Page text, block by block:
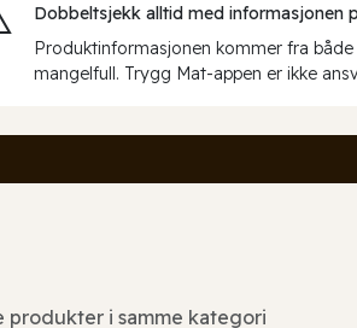
Dobbeltsjekk alltid med informasjonen
Produktinformasjonen kommer fra
mangelfull. Trygg Mat-appen er ikke
produkter i samme kategori